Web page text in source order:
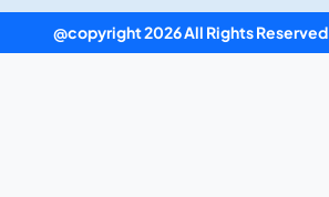
@copyright 2026 All Rights Reserved